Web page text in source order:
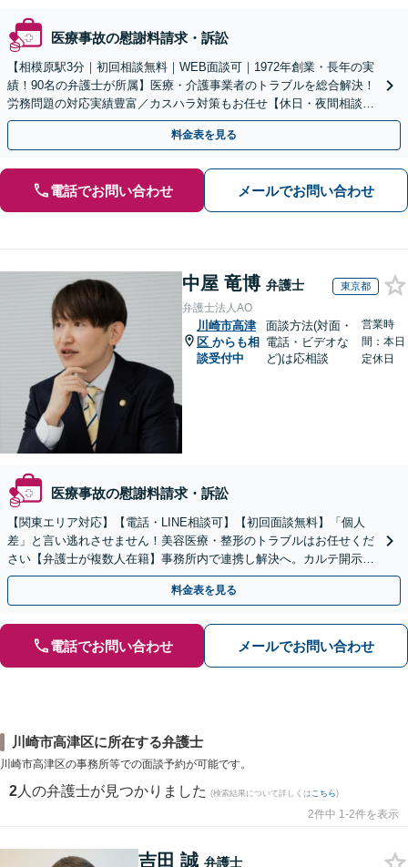
医療事故の慰謝料請求・訴訟
【相模原駅3分｜初回相談無料｜WEB面談可｜1972年創業・長年の実
績！90名の弁護士が所属】医療・介護事業者のトラブルを総合解決！
労務問題の対応実績豊富／カスハラ対策もお任せ【休日・夜間相談可
／忙しい方にも安心の柔軟なサポート体制】
料金表を見る
電話でお問い合わせ メールでお問い合わせ
中屋 竜博 弁護士 東京都
弁護士法人AO
川崎市高津
区 からも相
談受付中
面談方法(対面・
電話・ビデオな
ど)は応相談
営業時
間：本日
定休日
医療事故の慰謝料請求・訴訟
【関東エリア対応】【電話・LINE相談可】【初回面談無料】「個人
差」と言い逃れさせません！美容医療・整形のトラブルはお任せくだ
さい【弁護士が複数人在籍】事務所内で連携し解決へ。カルテ開示や
返金・賠償請求をサポートいたします【休日夜間面談可】
料金表を見る
電話でお問い合わせ メールでお問い合わせ
川崎市高津区に所在する弁護士
川崎市高津区の事務所等での面談予約が可能です。
2 人の弁護士が見つかりました (検索結果について詳しくは こちら)
2件中 1-2件を表示
吉田 誠 弁護士